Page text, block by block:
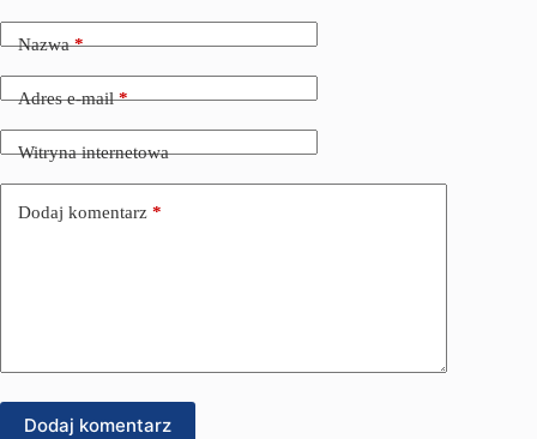
Nazwa*
Adres e-mail*
Witryna internetowa
Dodaj komentarz *
Dodaj komentarz